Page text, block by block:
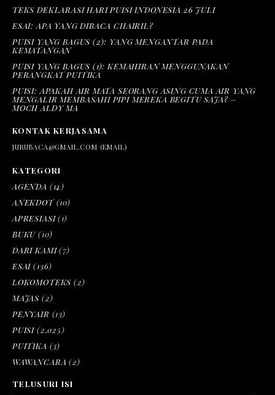
TEKS DEKLARASI HARI PUISI INDONESIA 26 JULI
ESAI: APA YANG DIBACA CHAIRIL?
PUISI YANG BAGUS (2): YANG MENGANTAR PADA
KEMATANGAN
PUISI YANG BAGUS (1): KEMAHIRAN MENGGUNAKAN
PERANGKAT PUITIKA
PUISI: APAKAH AIR MATA SEORANG ASING CUMA AIR YANG
MENGALIR MEMBASAHI PIPI MEREKA BEGITU SAJA? –
MOCH ALDY MA
KONTAK KERJASAMA
JURUBACA@GMAIL.COM (EMAIL)
KATEGORI
AGENDA (14)
ANEKDOT(10)
APRESIASI(1)
BUKU (10)
DARI KAMI(7)
ESAI (136)
LOKOMOTEKS (2)
MAJAS (2)
PENYAIR (13)
PUISI (2,025)
PUITIKA (3)
WAWANCARA (2)
TELUSURI ISI